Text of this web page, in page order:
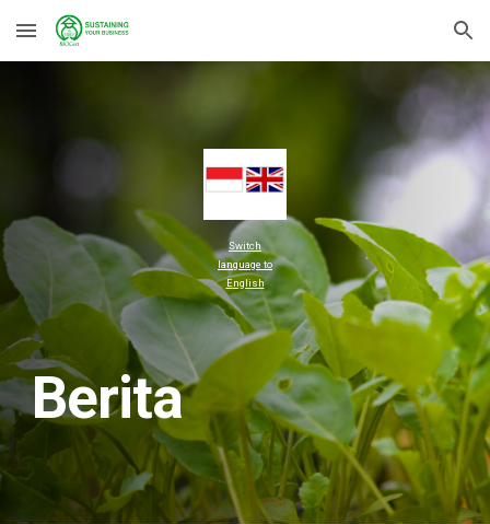
Skip to main content Skip to navigation
Switch
language to
English
Berita